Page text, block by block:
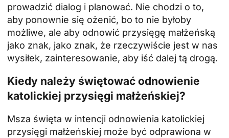
prowadzić dialog i planować. Nie chodzi o to,
aby ponownie się ożenić, bo to nie byłoby
możliwe, ale aby odnowić przysięgę małżeńską
jako znak, jako znak, że rzeczywiście jest w nas
wysiłek, zainteresowanie, aby iść dalej tą drogą.
Kiedy należy świętować odnowienie
katolickiej przysięgi małżeńskiej?
Msza święta w intencji odnowienia katolickiej
przysięgi małżeńskiej może być odprawiona w